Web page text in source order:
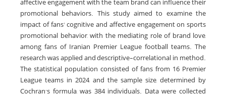
promotional behaviors. This study aimed to examine the
impact of fans' cognitive and affective engagement on sports
promotional behavior, with the mediating role of brand love,
among fans of Iranian Premier League football teams. The
research was applied and descriptive-correlational in method.
The statistical population consisted of fans from 16 Premier
League teams in 2024, and the sample size, determined by
Cochran’s formula, was 384 individuals. Data were collected